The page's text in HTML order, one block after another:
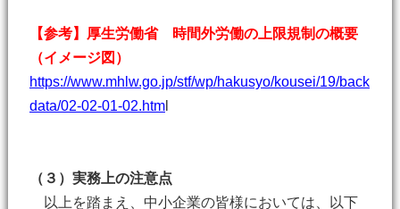
【参考】厚生労働省 時間外労働の上限規制の概要
（イメージ図）
https://www.mhlw.go.jp/stf/wp/hakusyo/kousei/19/back
data/02-02-01-02.html
（３）実務上の注意点
以上を踏まえ、中小企業の皆様においては、以下